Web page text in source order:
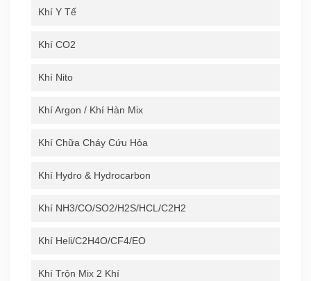
Khí Y Tế
Khí CO2
Khí Nito
Khí Argon / Khí Hàn Mix
Khí Chữa Cháy Cứu Hỏa
Khí Hydro & Hydrocarbon
Khí NH3/CO/SO2/H2S/HCL/C2H2
Khí Heli/C2H4O/CF4/EO
Khí Trộn Mix 2 Khí